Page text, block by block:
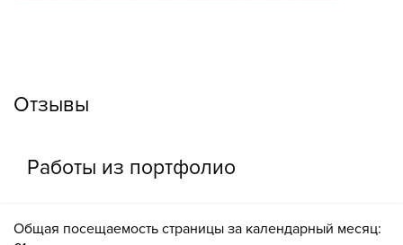
Отзывы
Работы из портфолио
Общая посещаемость страницы за календарный месяц: